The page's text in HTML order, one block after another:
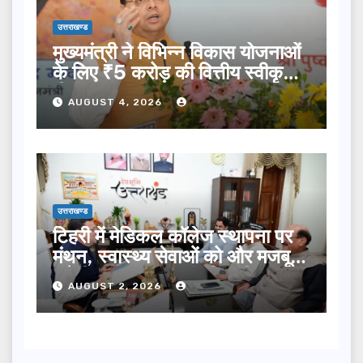
उत्तराखण्ड
मुख्यमंत्री ने विभिन्न विकास योजनाओं
के लिए ₹5 करोड़ की वित्तीय स्वीकृति
दी…AUGUST 4, 2026
उत्तराखण्ड
टिहरी में मेडिकल कॉलेज स्थापना पर
मंथन, स्वास्थ्य सेवाओं को और मजबूत
करेगी सरकार: मुख्यमंत्री धामी…
AUGUST 2, 2026